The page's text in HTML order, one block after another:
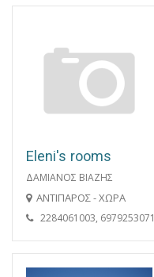
Eleni's rooms
ΔΑΜΙΑΝΟΣ ΒΙΑΖΗΣ
ΑΝΤΙΠΑΡΟΣ - ΧΩΡΑ
2284061003, 6979253071